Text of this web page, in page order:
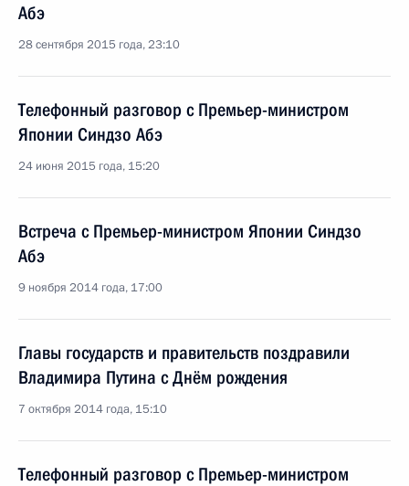
Абэ
28 сентября 2015 года, 23:10
Телефонный разговор с Премьер-министром
Японии Синдзо Абэ
24 июня 2015 года, 15:20
Встреча с Премьер-министром Японии Синдзо
Абэ
9 ноября 2014 года, 17:00
Главы государств и правительств поздравили
Владимира Путина с Днём рождения
7 октября 2014 года, 15:10
Телефонный разговор с Премьер-министром